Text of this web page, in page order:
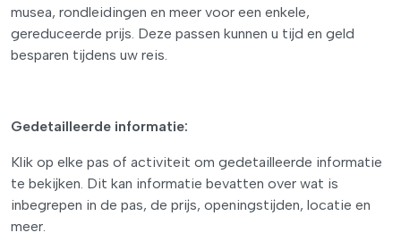
musea, rondleidingen en meer voor een enkele,
gereduceerde prijs. Deze passen kunnen u tijd en geld
besparen tijdens uw reis.
Gedetailleerde informatie:
Klik op elke pas of activiteit om gedetailleerde informatie
te bekijken. Dit kan informatie bevatten over wat is
inbegrepen in de pas, de prijs, openingstijden, locatie en
meer.